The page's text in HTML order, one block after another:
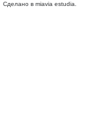
Сделано в miavia estudia.